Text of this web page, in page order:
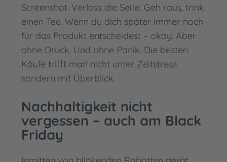
Screenshot. Verlass die Seite. Geh raus, trink
einen Tee. Wenn du dich später immer noch
für das Produkt entscheidest – okay. Aber
ohne Druck. Und ohne Panik. Die besten
Käufe trifft man nicht unter Zeitstress,
sondern mit Überblick.
Nachhaltigkeit nicht
vergessen – auch am Black
Friday